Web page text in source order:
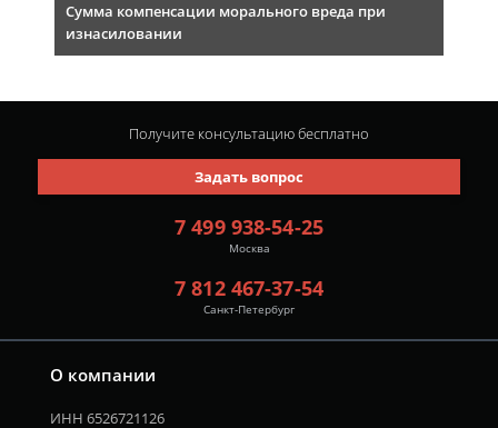
Сумма компенсации морального вреда при
изнасиловании
О компании
ИНН 6526721126
7 499 938-54-25
Москва
7 812 467-37-54
Санкт-Петербург
Задать вопрос
Получите консультациюбесплатно